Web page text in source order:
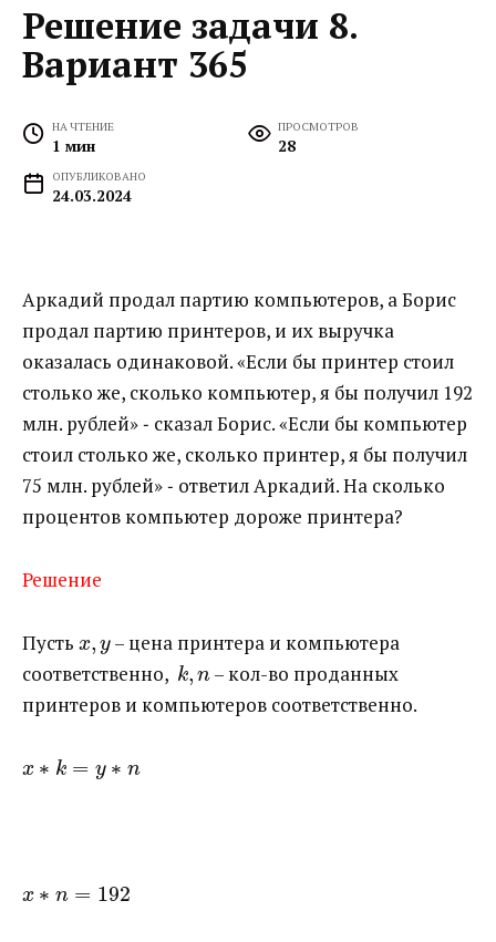
Решение задачи 8.
Вариант 365
НА ЧТЕНИЕ
1 мин
ПРОСМОТРОВ
28
ОПУБЛИКОВАНО
24.03.2024
Аркадий продал партию компьютеров, а Борис
продал партию принтеров, и их выручка
оказалась одинаковой. «Если бы принтер стоил
столько же, сколько компьютер, я бы получил 192
млн. рублей» ‐ сказал Борис. «Если бы компьютер
стоил столько же, сколько принтер, я бы получил
75 млн. рублей» ‐ ответил Аркадий. На сколько
процентов компьютер дороже принтера?
Решение
Пусть ​ x, y ​ – цена принтера и компьютера
соответственно, ​ k, n ​ – кол-во проданных
принтеров и компьютеров соответственно.
x ∗ k = y ∗ n
x ∗ n = 192